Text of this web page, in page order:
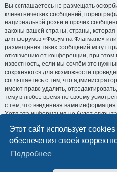
Этот сайт использует cookies
обеспечения своей
Подробнее
Вы соглашаетесь не размещать
клеветнических сообщений,
национальной розни и прочих
законы вашей страны, страны, которая
для форумов «Форум на Флагмане»
размещения таких сообщений могут
отключению от конференции, при этом
известность, если мы сочтём это
сохраняются для возможности
соглашаетесь с тем, что
имеют право удалить,
тему в любое время по своему
с тем, что введённая вами информация
Хотя эта информация не будет
разрешения, ни администрация
phpBB Limited не может быть
могут привести к